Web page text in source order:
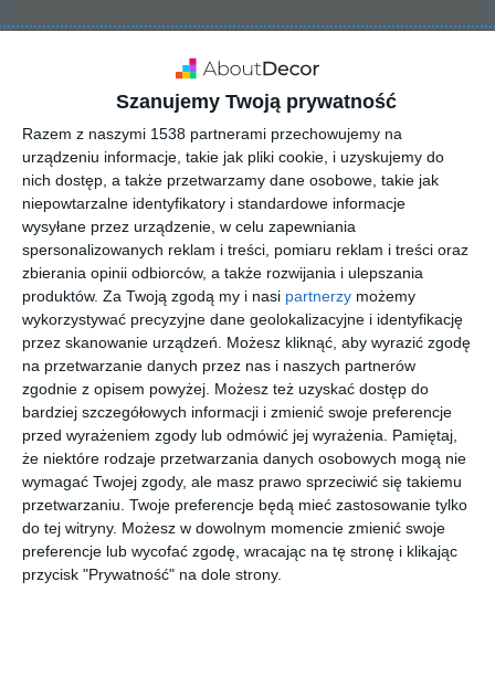
Szanujemy Twoją prywatność
Razem z naszymi 1538 partnerami przechowujemy na
urządzeniu informacje, takie jak pliki cookie, i uzyskujemy do
nich dostęp, a także przetwarzamy dane osobowe, takie jak
niepowtarzalne identyfikatory i standardowe informacje
wysyłane przez urządzenie, w celu zapewniania
spersonalizowanych reklam i treści, pomiaru reklam i treści oraz
zbierania opinii odbiorców, a także rozwijania i ulepszania
produktów. Za Twoją zgodą my i nasi partnerzy możemy
wykorzystywać precyzyjne dane geolokalizacyjne i identyfikację
przez skanowanie urządzeń. Możesz kliknąć, aby wyrazić zgodę
na przetwarzanie danych przez nas i naszych partnerów
zgodnie z opisem powyżej. Możesz też uzyskać dostęp do
bardziej szczegółowych informacji i zmienić swoje preferencje
przed wyrażeniem zgody lub odmówić jej wyrażenia.
Pamiętaj,
że niektóre rodzaje przetwarzania danych osobowych mogą nie
wymagać Twojej zgody, ale masz prawo sprzeciwić się takiemu
przetwarzaniu. Twoje preferencje będą mieć zastosowanie tylko
do tej witryny. Możesz w dowolnym momencie zmienić swoje
preferencje lub wycofać zgodę, wracając na tę stronę i klikając
przycisk "Prywatność" na dole strony.
PROJEKT
Mały pokój dziecięcy na
poddaszu w pastelowych
barwach
Projekt małego pokoju dziecięcego na poddaszu w
pastelowych barwach
POKAŻ WIĘCEJ
AUTOR: Anna Romik Architektura Wnętrz